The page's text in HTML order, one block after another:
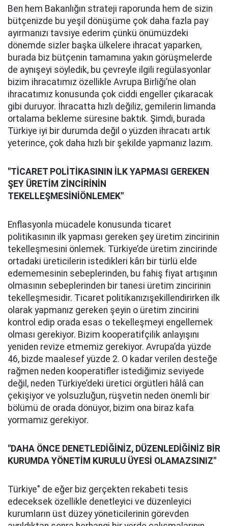
Ben hem Bakanlığın strateji raporunda hem de sizin
bütçenizde bu yeşil dönüşüme çok daha fazla pay
ayırmanızı tavsiye ederim çünkü önümüzdeki
dönemde sizler başka ülkelere ihracat yaparken,
burada biz bütçenin tamamına yakın görüşmelerde
de aynışeyi söyledik, bu çevreyle ilgili regülasyonlar
bizim ihracatımız özellikle Avrupa Birliği’ne olan
ihracatımız konusunda çok ciddi engeller çıkaracak
gibi duruyor. İhracatta hızlı değiliz, gemilerin limanda
ortalama bekleme süresine baktık. Şimdi, burada
Türkiye iyi bir durumda değil o yüzden ihracatı artık
yeterince, çok daha hızlı bir şekilde yapmanız lazım.
"T CARET POL İTİKASININ İLK YAPMASI GEREKEN
ŞEY ÜRET M Z İNCİRİNİN
TEKELLEŞMES İNİ ÖNLEMEK"
Enflasyonla mücadele konusunda ticaret
politikasının ilk yapması gereken şey üretim zincirinin
tekelleşmesini önlemek. Türkiye’de üretim zincirinde
ortadaki üreticilerin istedikleri kârı bir türlü elde
edememesinin sebeplerinden, bu fahiş fiyat artışının
olmasının sebeplerinden bir tanesi üretim zincirinin
tekelleşmesidir. Ticaret politikanızışekillendirirken ilk
olarak yapmanız gereken şeyin o üretim zincirini
kontrol edip orada esas o tekelleşmeyi engellemek
olması gerekiyor. Bizim kooperatifçilik anlayışını
yeniden revize etmemiz gerekiyor. Avrupa’da yüzde
46, bizde maalesef yüzde 2. O kadar verilen desteğe
rağmen neden kooperatifler istediğimiz seviyede
değil, neden Türkiye’deki üretici örgütleri hâlâ can
çekişiyor ve yolsuzluğun, rüşvetin neden önemli bir
bölümü de orada dönüyor, bizim ona biraz kafa
yormamız gerekiyor.
"DAHA ÖNCE DENETLEDİĞİNİZ, DÜZENLEDİĞ NİZ BİR
KURUMDA YÖNETİM KURULU ÜYESİ OLAMAZSINIZ"
Türkiye" de eğer biz gerçekten rekabeti tesis
edeceksek özellikle denetleyici ve düzenleyici
kurumların üst düzey yöneticilerinin görevden